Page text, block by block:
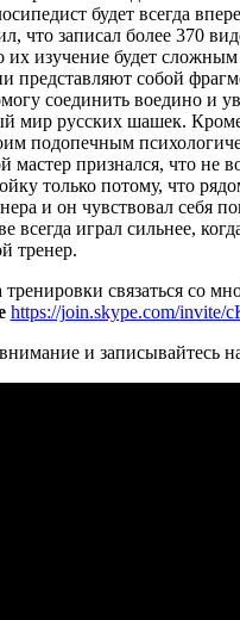
будет всегда
что записал более 370
их изучение будет
представляют собой
соединить воедино и
мир русских шашек.
подопечным
мастер признался, что не
только потому, что
и он чувствовал себя
всегда играл сильнее,
тренер.
тренировки связаться со
https://join.skype.com/invite/
и записывайтесь